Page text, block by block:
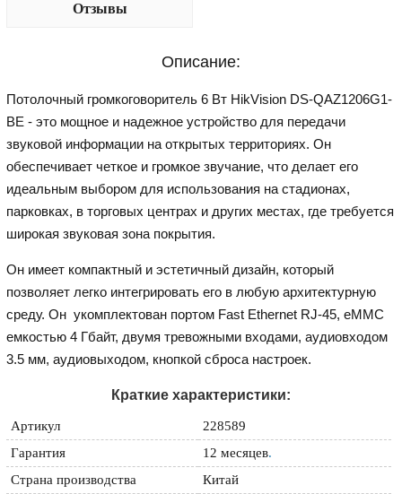
Отзывы
Описание:
Потолочный громкоговоритель 6 Вт HikVision DS-QAZ1206G1-
BE - это мощное и надежное устройство для передачи
звуковой информации на открытых территориях. Он
обеспечивает четкое и громкое звучание, что делает его
идеальным выбором для использования на стадионах,
парковках, в торговых центрах и других местах, где требуется
широкая звуковая зона покрытия.
Он имеет компактный и эстетичный дизайн, который
позволяет легко интегрировать его в любую архитектурную
среду. Он укомплектован портом Fast Ethernet RJ-45, eMMC
емкостью 4 Гбайт, двумя тревожными входами, аудиовходом
3.5 мм, аудиовыходом, кнопкой сброса настроек.
Краткие характеристики:
Артикул
228589
Гарантия
12 месяцев.
Страна производства
Китай